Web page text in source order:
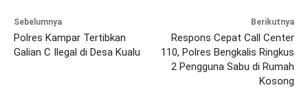
Sebelumnya
Polres Kampar Tertibkan
Galian C Ilegal di Desa Kualu
Berikutnya
Respons Cepat Call Center
110, Polres Bengkalis Ringkus
2 Pengguna Sabu di Rumah
Kosong